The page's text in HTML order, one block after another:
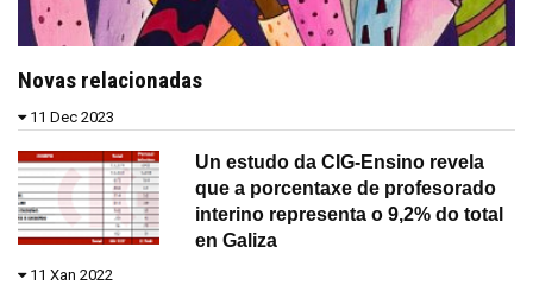
Novas relacionadas
11 Dec 2023
Un estudo da CIG-Ensino revela
que a porcentaxe de profesorado
interino representa o 9,2% do total
en Galiza
11 Xan 2022